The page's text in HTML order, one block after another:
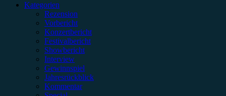
Kategorien
Rezension
Vorbericht
Konzertbericht
Festivalbericht
Showbericht
Interview
Gewinnspiel
Jahresrückblick
Kommentar